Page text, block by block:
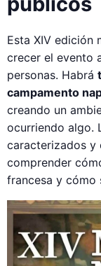
Esta XIV edición
crecer el evento
personas. Habrá
campamento
creando un
ocurriendo algo.
caracterizados y
comprender
francesa y cómo